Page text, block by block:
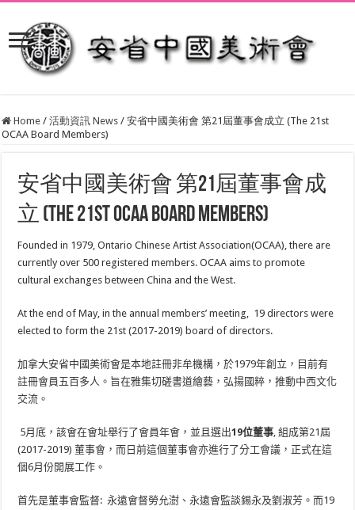
Home / 活動資訊 News / 安省中國美術會 第21屆董事會成立 (The 21st
OCAA Board Members)
安省中國美術會 第21屆董事會成
立 (The 21st OCAA Board Members)
Founded in 1979, Ontario Chinese Artist Association(OCAA), there are
currently over 500 registered members. OCAA aims to promote
cultural exchanges between China and the West.
At the end of May, in the annual members’ meeting, 19 directors were
elected to form the 21st (2017-2019) board of directors.
加拿大安省中國美術會是本地註冊非牟機構，於1979年創立， 目前有
註冊會員五百多人。旨在雅集切磋書道繪藝，弘揚國粹，推動中西文化
交流。
5月底，該會在會址舉行了會員年會，並且選出19位董事 ,組成第21 屆
(2017-2019)董事會，而日前這個董事會亦進行了分工會議，正式在這
個6月份開展工作。
首先是董事會監督:永遠會督勞允澍、永遠會監談錫永及劉淑芳。而19